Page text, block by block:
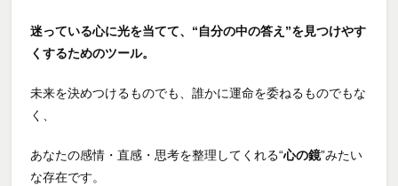
迷っている心に光を当てて、“自分の中の答え”を見つけやす
くするためのツール。
未来を決めつけるものでも、誰かに運命を委ねるものでもな
く、
あなたの感情・直感・思考を整理してくれる“心の鏡”みたい
な存在です。